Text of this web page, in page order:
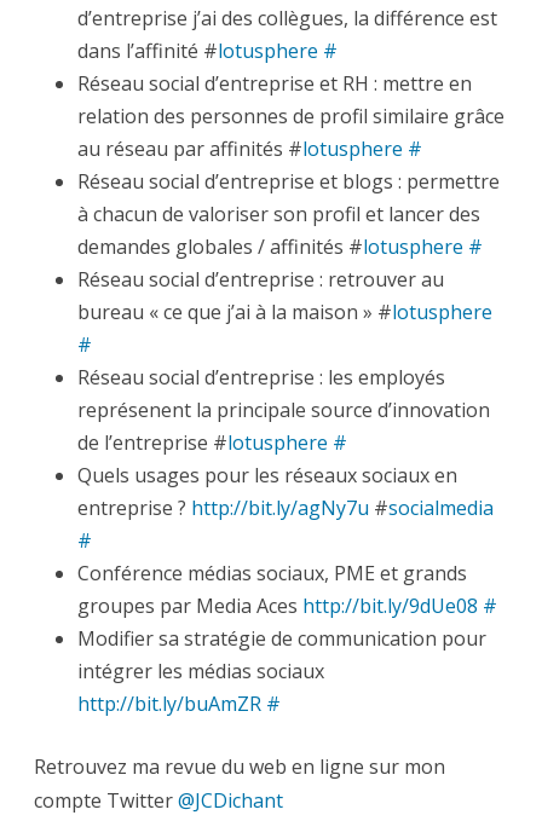
d’entreprise j’ai des collègues, la différence est
dans l’affinité #lotusphere #
Réseau social d’entreprise et RH : mettre en
relation des personnes de profil similaire grâce
au réseau par affinités #lotusphere #
Réseau social d’entreprise et blogs : permettre
à chacun de valoriser son profil et lancer des
demandes globales / affinités #lotusphere #
Réseau social d’entreprise : retrouver au
bureau « ce que j’ai à la maison » #lotusphere
#
Réseau social d’entreprise : les employés
représenent la principale source d’innovation
de l’entreprise #lotusphere #
Quels usages pour les réseaux sociaux en
entreprise ? http://bit.ly/agNy7u #socialmedia
#
Conférence médias sociaux, PME et grands
groupes par Media Aces http://bit.ly/9dUe08 #
Modifier sa stratégie de communication pour
intégrer les médias sociaux
http://bit.ly/buAmZR #
Retrouvez ma revue du web en ligne sur mon
compte Twitter@JCDichant